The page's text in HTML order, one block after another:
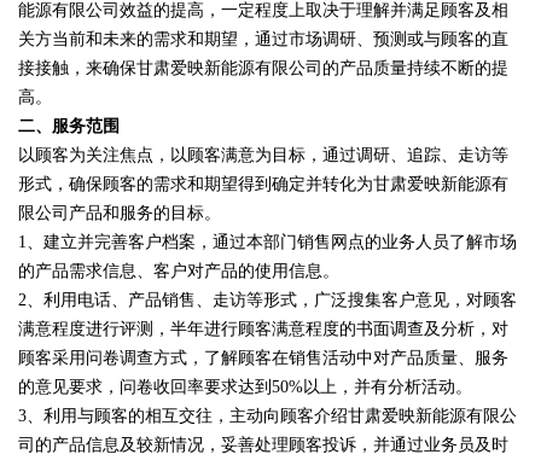
能源有限公司效益的提高，一定程度上取决于理解并满足顾客及相
关方当前和未来的需求和期望，通过市场调研、预测或与顾客的直
接接触，来确保甘肃爱映新能源有限公司的产品质量持续不断的提
高。
二、服务范围
以顾客为关注焦点，以顾客满意为目标，通过调研、追踪、走访等
形式，确保顾客的需求和期望得到确定并转化为甘肃爱映新能源有
限公司产品和服务的目标。
1、建立并完善客户档案，通过本部门销售网点的业务人员了解市场
的产品需求信息、客户对产品的使用信息。
2、利用电话、产品销售、走访等形式，广泛搜集客户意见，对顾客
满意程度进行评测，半年进行顾客满意程度的书面调查及分析，对
顾客采用问卷调查方式，了解顾客在销售活动中对产品质量、服务
的意见要求，问卷收回率要求达到50%以上，并有分析活动。
3、利用与顾客的相互交往，主动向顾客介绍甘肃爱映新能源有限公
司的产品信息及较新情况，妥善处理顾客投诉，并通过业务员及时